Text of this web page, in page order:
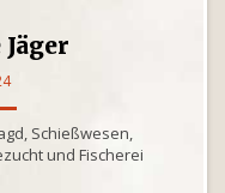
Schießwesen,
und Fischerei